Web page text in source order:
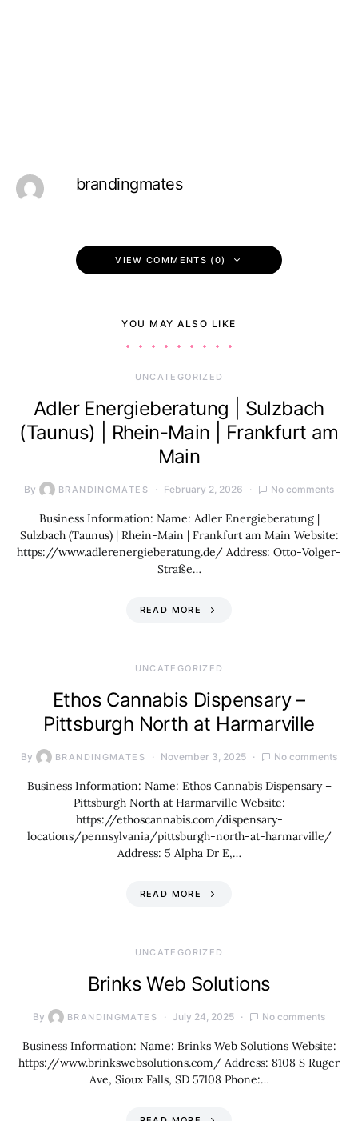
brandingmates
VIEW COMMENTS (0)
YOU MAY ALSO LIKE
UNCATEGORIZED
Adler Energieberatung | Sulzbach
(Taunus) | Rhein-Main | Frankfurt am
Main
By BRANDINGMATES February 2, 2026 No comments
Business Information: Name: Adler Energieberatung |
Sulzbach (Taunus) | Rhein-Main | Frankfurt am Main Website:
https://www.adlerenergieberatung.de/ Address: Otto-Volger-
Straße…
READ MORE
UNCATEGORIZED
Ethos Cannabis Dispensary –
Pittsburgh North at Harmarville
By BRANDINGMATES November 3, 2025 No comments
Business Information: Name: Ethos Cannabis Dispensary –
Pittsburgh North at Harmarville Website:
https://ethoscannabis.com/dispensary-
locations/pennsylvania/pittsburgh-north-at-harmarville/
Address: 5 Alpha Dr E,…
READ MORE
UNCATEGORIZED
Brinks Web Solutions
By BRANDINGMATES July 24, 2025 No comments
Business Information: Name: Brinks Web Solutions Website:
https://www.brinkswebsolutions.com/ Address: 8108 S Ruger
Ave, Sioux Falls, SD 57108 Phone:…